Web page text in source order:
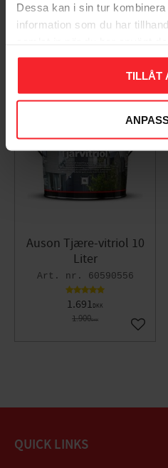
Dessa kan i sin tur
information som du har
TILLÅT
Populära produkter
Auson Tjære-vitriol 10
Liter
60590556
1.691DKK
1.900DKK
Gem
QUICK LINKS